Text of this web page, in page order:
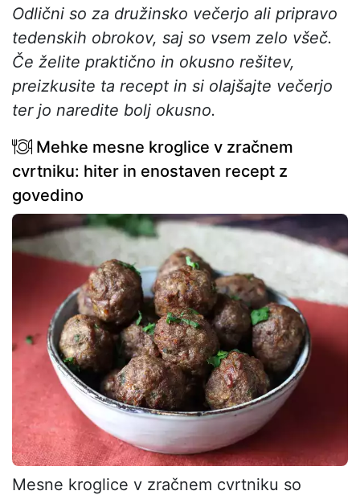
Odlični so za družinsko večerjo ali pripravo
tedenskih obrokov, saj so vsem zelo všeč.
Če želite praktično in okusno rešitev,
preizkusite ta recept in si olajšajte večerjo
ter jo naredite bolj okusno.
Mehke mesne kroglice v zračnem
cvrtniku: hiter in enostaven recept z
govedino
Mesne kroglice v zračnem cvrtniku so